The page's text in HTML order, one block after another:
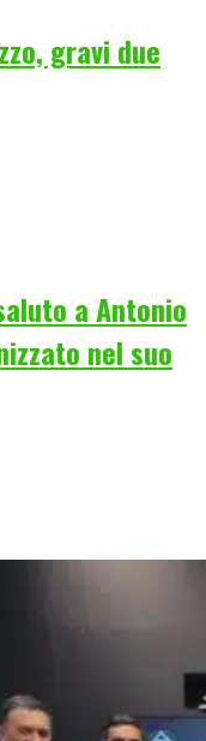
gravi due
a Antonio
nel suo